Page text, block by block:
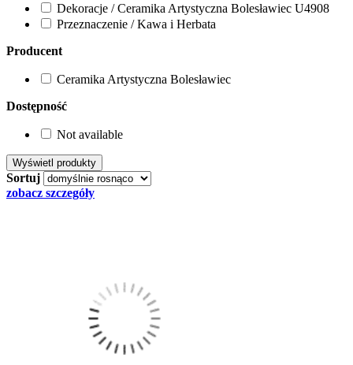
Dekoracje / Ceramika Artystyczna Bolesławiec U4908
Przeznaczenie / Kawa i Herbata
Producent
Ceramika Artystyczna Bolesławiec
Dostępność
Not available
Sortuj
zobacz szczegóły